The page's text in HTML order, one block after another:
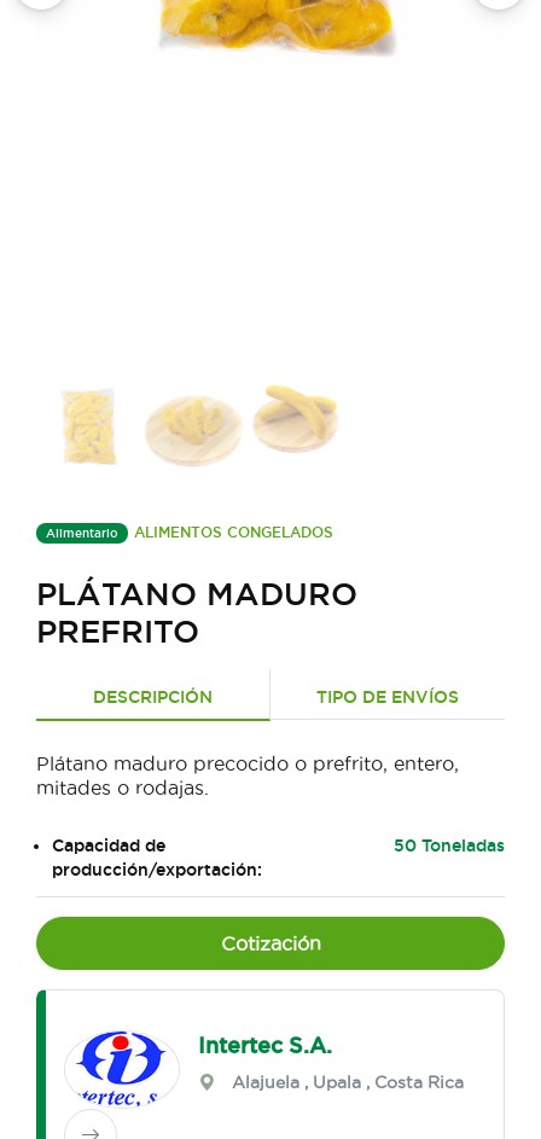
Alimentario ALIMENTOS CONGELADOS
PLÁTANO MADURO
PREFRITO
DESCRIPCIÓN TIPO DE ENVÍOS
Plátano maduro precocido o prefrito, entero,
mitades o rodajas.
Capacidad de
producción/exportación:
50 Toneladas
Cotización
Intertec S.A.
Alajuela , Upala , Costa Rica